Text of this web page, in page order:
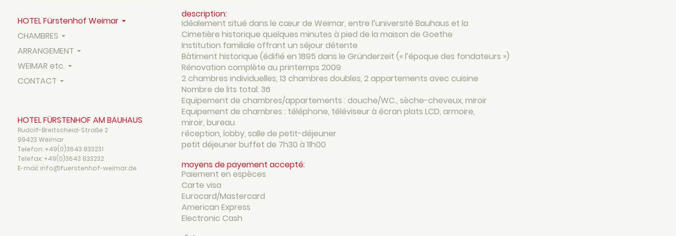
HOTEL Fürstenhof Weimar
CHAMBRES
ARRANGEMENT
WEIMAR etc.
CONTACT
HOTEL FÜRSTENHOF AM BAUHAUS
Rudolf-Breitscheid-Straße 2
99423 Weimar
Telefon: +49(0)3643 833231
Telefax: +49(0)3643 833232
E-mail: info@fuerstenhof-weimar.de
description:
Idéalement situé dans le cœur de Weimar, entre l’université Bauhaus et la
Cimetière historique quelques minutes à pied de la maison de Goethe
Institution familiale offrant un séjour détente
Bâtiment historique (édifié en 1895 dans le Gründerzeit (« l’époque des fondateurs »)
Rénovation complète au printemps 2009
2 chambres individuelles, 13 chambres doubles, 2 appartements avec cuisine
Nombre de lits total: 36
Equipement de chambres/appartements : douche/WC., sèche-cheveux, miroir
Equipement de chambres : téléphone, téléviseur à écran plats LCD, armoire,
miroir, bureau
réception, lobby, salle de petit-déjeuner
petit déjeuner buffet de 7h30 à 11h00
moyens de payement accepté:
Paiement en espèces
Carte visa
Eurocard/Mastercard
American Express
Electronic Cash